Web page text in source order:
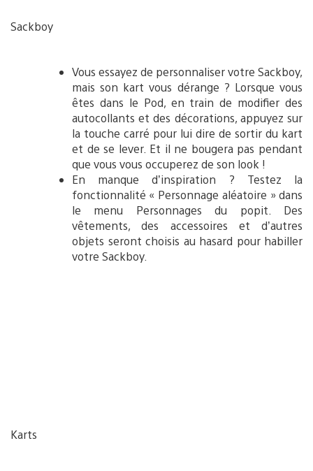
Sackboy
Vous essayez de personnaliser votre Sackboy,
mais son kart vous dérange ? Lorsque vous
êtes dans le Pod, en train de modifier des
autocollants et des décorations, appuyez sur
la touche carré pour lui dire de sortir du kart
et de se lever. Et il ne bougera pas pendant
que vous vous occuperez de son look !
En manque d’inspiration ? Testez la
fonctionnalité « Personnage aléatoire » dans
le menu Personnages du popit. Des
vêtements, des accessoires et d’autres
objets seront choisis au hasard pour habiller
votre Sackboy.
Karts